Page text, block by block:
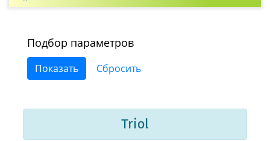
Подбор параметров
Triol